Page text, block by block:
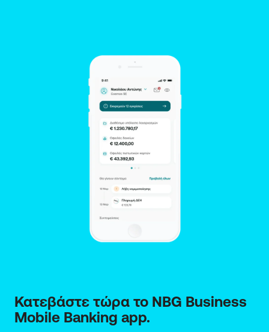
Κατεβάστε τώρα το NBG Business
Mobile Banking app.